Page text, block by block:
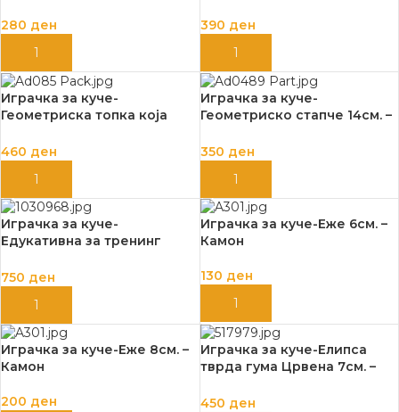
280 ден
ДОДАЈ ВО КОШНИЦА
390 ден
ДОДАЈ ВО КОШНИЦА
Играчка за куче-
Геометриска топка која
460 ден
ДОДАЈ ВО КОШНИЦА
Играчка за куче-
Геометриско стапче 14см. –
350 ден
ДОДАЈ ВО КОШНИЦА
Играчка за куче-
Едукативна за тренинг
750 ден
ДОДАЈ ВО КОШНИЦА
Играчка за куче-Еже 6см. –
Камон
130 ден
ДОДАЈ ВО КОШНИЦА
Играчка за куче-Еже 8см. –
Камон
200 ден
Играчка за куче-Елипса
тврда гума Црвена 7см. –
450 ден